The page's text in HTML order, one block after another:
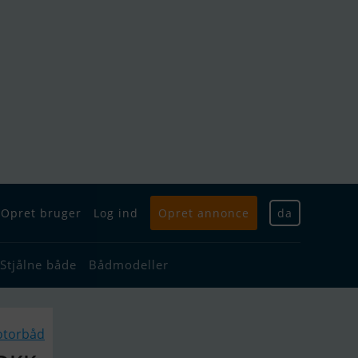
Opret bruger Log ind Opret annonce da
Stjålne både Bådmodeller